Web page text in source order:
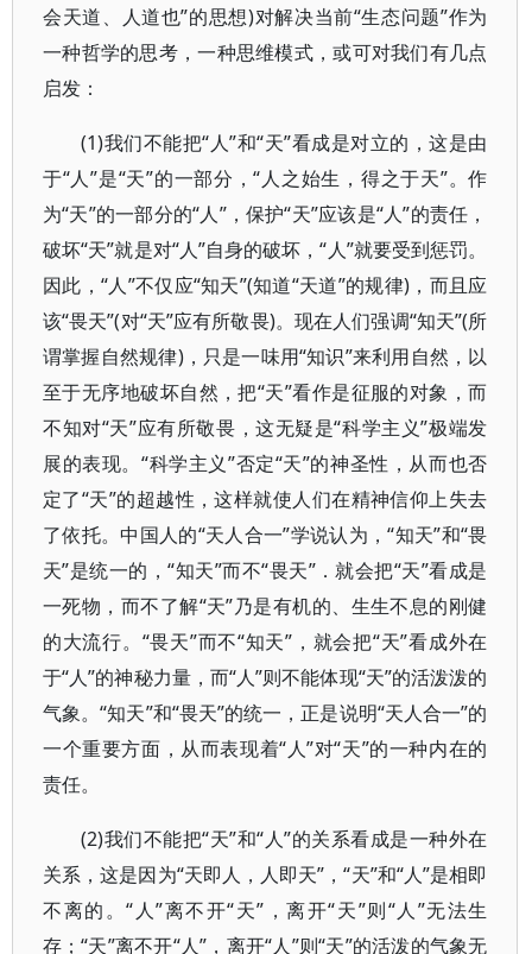
会天道、人道也”的思想)对解决当前“生态问题”作为
一种哲学的思考，一种思维模式，或可对我们有几点
启发：
(1)我们不能把“人”和“天”看成是对立的，这是由
于“人”是“天”的一部分，“人之始生，得之于天”。作
为“天”的一部分的“人”，保护“天”应该是“人”的责任，
破坏“天”就是对“人”自身的破坏，“人”就要受到惩罚。
因此，“人”不仅应“知天”(知道“天道”的规律)，而且应
该“畏天”(对“天”应有所敬畏)。现在人们强调“知天”(所
谓掌握自然规律)，只是一味用“知识”来利用自然，以
至于无序地破坏自然，把“天”看作是征服的对象，而
不知对“天”应有所敬畏，这无疑是“科学主义”极端发
展的表现。“科学主义”否定“天”的神圣性，从而也否
定了“天”的超越性，这样就使人们在精神信仰上失去
了依托。中国人的“天人合一”学说认为，“知天”和“畏
天”是统一的，“知天”而不“畏天”．就会把“天”看成是
一死物，而不了解“天”乃是有机的、生生不息的刚健
的大流行。“畏天”而不“知天”，就会把“天”看成外在
于“人”的神秘力量，而“人”则不能体现“天”的活泼泼的
气象。“知天”和“畏天”的统一，正是说明“天人合一”的
一个重要方面，从而表现着“人”对“天”的一种内在的
责任。
(2)我们不能把“天”和“人”的关系看成是一种外在
关系，这是因为“天即人，人即天”，“天”和“人”是相即
不离的。“人”离不开“天”，离开“天”则“人”无法生
存；“天”离不开“人”，离开“人”则“天”的活泼的气象无